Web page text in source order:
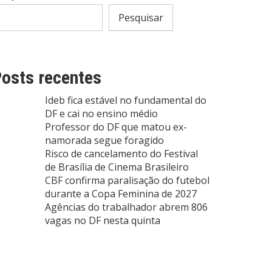
Pesquisar
recentes
Ideb fica estável no fundamental do
DF e cai no ensino médio
Professor do DF que matou ex-
namorada segue foragido
Risco de cancelamento do Festival
de Brasília de Cinema Brasileiro
CBF confirma paralisação do futebol
durante a Copa Feminina de 2027
Agências do trabalhador abrem 806
vagas no DF nesta quinta